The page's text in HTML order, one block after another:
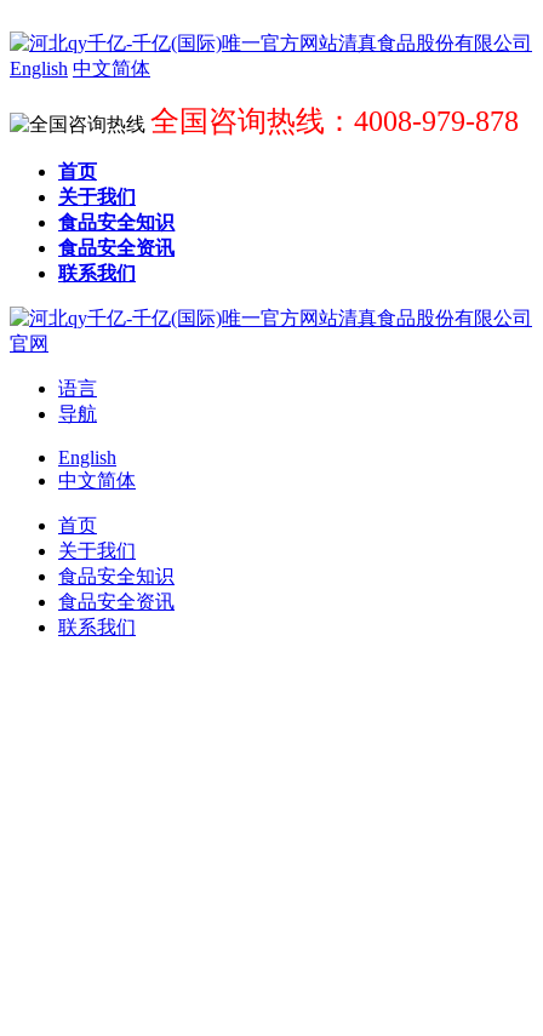
English 中文简体
全国咨询热线：4008-979-878
首页
关于我们
食品安全知识
食品安全资讯
联系我们
语言
导航
English
中文简体
首页
关于我们
食品安全知识
食品安全资讯
联系我们